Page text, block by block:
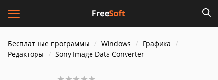
Бесплатные программы Windows
Графика
Редакторы
Sony Image Data Converter